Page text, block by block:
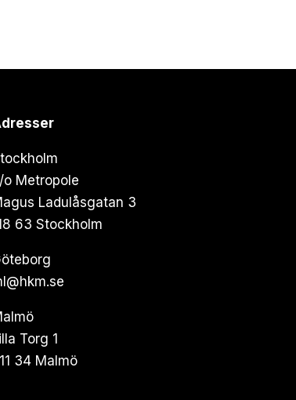
o Metropole
Ladulåsgatan 3
63 Stockholm
Torg 1
34 Malmö